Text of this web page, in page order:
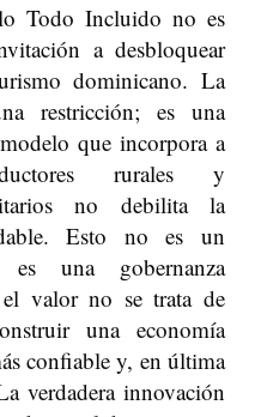
Todo Incluido no es
a desbloquear
dominicano. La
restricción; es una
que incorpora a
rurales y
no debilita la
Esto no es un
una gobernanza
valor no se trata de
una economía
confiable y, en última
verdadera innovación